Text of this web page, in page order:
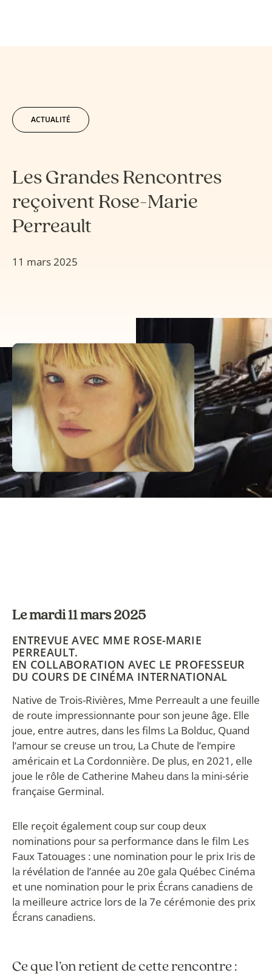
ACTUALITÉ
Les Grandes Rencontres
reçoivent Rose-Marie
Perreault
11 mars 2025
Le mardi 11 mars 2025
ENTREVUE AVEC MME ROSE-MARIE
PERREAULT.
EN COLLABORATION AVEC LE PROFESSEUR
DU COURS DE CINÉMA INTERNATIONAL
Native de Trois-Rivières, Mme Perreault a une feuille
de route impressionnante pour son jeune âge. Elle
joue, entre autres, dans les films La Bolduc, Quand
l’amour se creuse un trou, La Chute de l’empire
américain et La Cordonnière. De plus, en 2021, elle
joue le rôle de Catherine Maheu dans la mini-série
française Germinal.
Elle reçoit également coup sur coup deux
nominations pour sa performance dans le film Les
Faux Tatouages : une nomination pour le prix Iris de
la révélation de l’année au 20e gala Québec Cinéma
et une nomination pour le prix Écrans canadiens de
la meilleure actrice lors de la 7e cérémonie des prix
Écrans canadiens.
Ce que l’on retient de cette rencontre :